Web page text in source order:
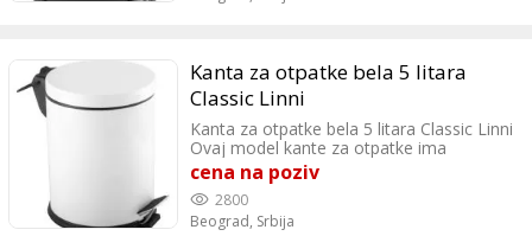
Kanta za otpatke bela 5 litara
Classic Linni
Kanta za otpatke bela 5 litara Classic Linni
Ovaj model kante za otpatke ima
kapacitet od 5 litra, što je dovoljno za
svakodnevno korišćenje u manjim
prostorima. Izrađena je od kvalitetnog
nerđajućeg čelika, što je čini izdržljivom i
cena na poziv
2800
Beograd, Srbija